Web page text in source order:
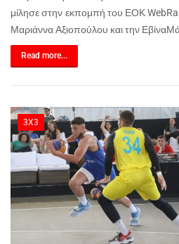
μίλησε στην εκπομπή του ΕΟΚ
Μαριάννα Αξιοπούλου και την
Read more...
3X3